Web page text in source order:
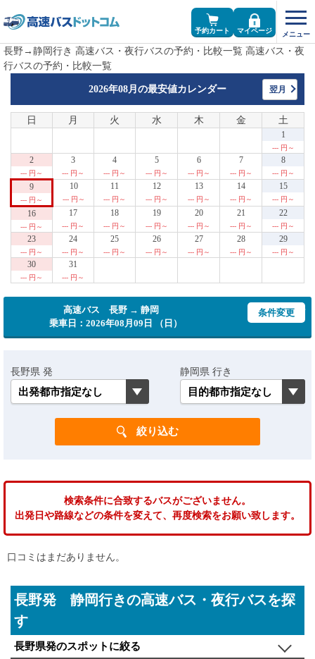
予約カート マイページ
長野→静岡行き 高速バス・夜行バスの予約・比較一覧 高速バス・夜
行バスの予約・比較一覧
2026年08月の最安値カレンダー 翌月
日 月 火 水 木 金 土
1
--- 円～
2
--- 円～
3
--- 円～
4
--- 円～
5
--- 円～
6
--- 円～
7
--- 円～
8
--- 円～
9
--- 円～
10
--- 円～
11
--- 円～
12
--- 円～
13
--- 円～
14
--- 円～
15
--- 円～
16
--- 円～
17
--- 円～
18
--- 円～
19
--- 円～
20
--- 円～
21
--- 円～
22
--- 円～
23
--- 円～
24
--- 円～
25
--- 円～
26
--- 円～
27
--- 円～
28
--- 円～
29
--- 円～
30
--- 円～
31
--- 円～
高速バス 長野 → 静岡
乗車日：2026年08月09日 （日）
条件変更
長野県 発 静岡県 行き
検索条件に合致するバスがございません。
出発日や路線などの条件を変えて、再度検索をお願い致します。
口コミはまだありません。
長野発 静岡行きの高速バス・夜行バスを探
す
長野県発のスポットに絞る